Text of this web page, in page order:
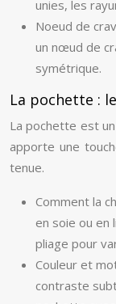
unies, les
Noeud de
un nœud de
symétrique.
La pochette :
La pochette est
apporte une
tenue.
Comment la
en soie ou en
pliage pour
Couleur et
contraste